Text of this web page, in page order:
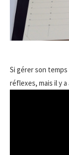
Si gérer son
réflexes, mais il y